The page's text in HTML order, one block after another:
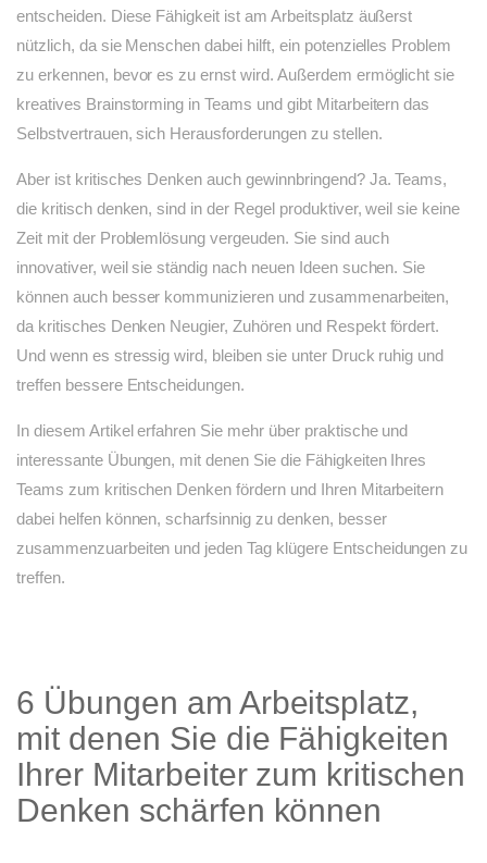
entscheiden. Diese Fähigkeit ist am Arbeitsplatz äußerst
nützlich, da sie Menschen dabei hilft, ein potenzielles Problem
zu erkennen, bevor es zu ernst wird. Außerdem ermöglicht sie
kreatives Brainstorming in Teams und gibt Mitarbeitern das
Selbstvertrauen, sich Herausforderungen zu stellen.
Aber ist kritisches Denken auch gewinnbringend? Ja. Teams,
die kritisch denken, sind in der Regel produktiver, weil sie keine
Zeit mit der Problemlösung vergeuden. Sie sind auch
innovativer, weil sie ständig nach neuen Ideen suchen. Sie
können auch besser kommunizieren und zusammenarbeiten,
da kritisches Denken Neugier, Zuhören und Respekt fördert.
Und wenn es stressig wird, bleiben sie unter Druck ruhig und
treffen bessere Entscheidungen.
In diesem Artikel erfahren Sie mehr über praktische und
interessante Übungen, mit denen Sie die Fähigkeiten Ihres
Teams zum kritischen Denken fördern und Ihren Mitarbeitern
dabei helfen können, scharfsinnig zu denken, besser
zusammenzuarbeiten und jeden Tag klügere Entscheidungen zu
treffen.
6 Übungen am Arbeitsplatz,
mit denen Sie die Fähigkeiten
Ihrer Mitarbeiter zum kritischen
Denken schärfen können